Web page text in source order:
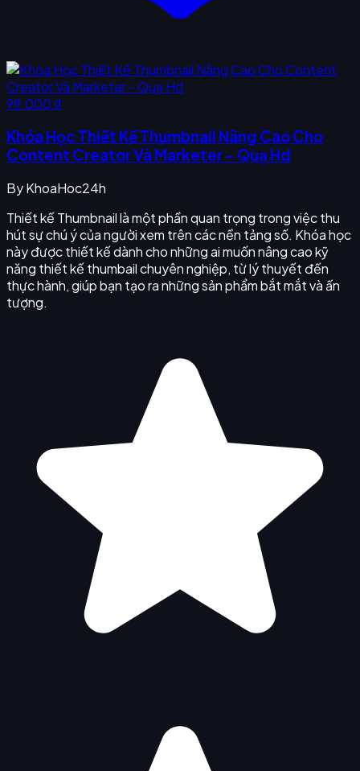
99.000 ₫
Khóa Học Thiết Kế Thumbnail Nâng Cao Cho
Content Creator Và Marketer - Quạ Hd
ByKhoaHoc24h
Thiết kế Thumbnail là một phần quan trọng trong việc thu
hút sự chú ý của người xem trên các nền tảng số. Khóa học
này được thiết kế dành cho những ai muốn nâng cao kỹ
năng thiết kế thumbail chuyên nghiệp, từ lý thuyết đến
thực hành, giúp bạn tạo ra những sản phẩm bắt mắt và ấn
tượng.